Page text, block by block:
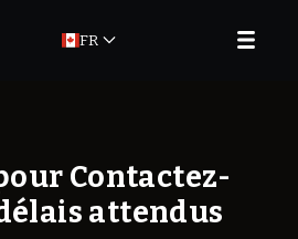
FR
Contactez-
attendus